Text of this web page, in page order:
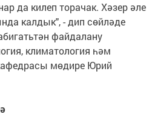
да килеп торачак. Хәзер әле
калдык", - дип сөйләде
файдалану
климатология һәм
мөдире Юрий